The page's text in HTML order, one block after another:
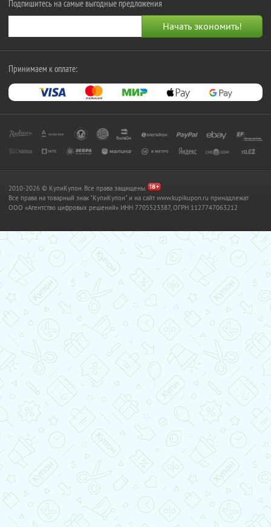
Подпишитесь на самые выгодные предложения
Принимаем к оплате:
2010-2026 © КупиКупон. Все права защищены.
Все права на товарный знак "КупиКупон" и на сайт www.kupikupon.ru принадлежат
OOO «Агентство цифровых решений» ИНН 7705523387, ОГРН 1127747063212